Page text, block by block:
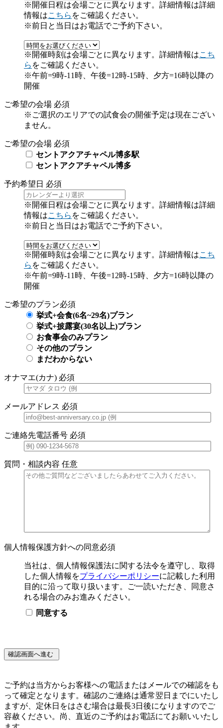
※開催日程は会場ごとに異なります。詳細情報は詳細
情報はこちら をご確認ください。
※前日と当日はお電話でご予約下さい。
※開催時刻は会場ごとに異なります。詳細情報はこち
ら をご確認ください。
※午前=9時-11時、午後=12時-15時、夕方=16時以降の
開催
ご希望の会場 必須
※ご選択のエリアでの試食会の開催予定は現在ござい
ません。
ご希望の会場 必須
セントアクアチャペル博多駅
セントアクアチャペル博多
予約希望日 必須
※開催日程は会場ごとに異なります。詳細情報は詳細
情報はこちら をご確認ください。
※前日と当日はお電話でご予約下さい。
※開催時刻は会場ごとに異なります。詳細情報はこち
ら をご確認ください。
※午前=9時-11時、午後=12時-15時、夕方=16時以降の
開催
ご希望のプラン必須
挙式+会食(6名~29名)プラン
挙式+披露宴(30名以上)プラン
お食事会のみプラン
その他のプラン
まだわからない
オナマエ(カナ) 必須
メールアドレス 必須
ご連絡先電話番号 必須
質問・相談内容 任意
個人情報保護方針への同意必須
当社は、個人情報保護法に関する法令を遵守し、取得
した個人情報をプライバシーポリシーに記載した利用
目的に沿って取り扱います。ご一読いただき、同意さ
れる場合のみお進みください。
同意する
ご予約は当方からお客様への電話またはメールでの確認をも
って確定となります。確認のご連絡は通常翌日までにいたし
ますが、定休日をはさむ場合は最長3日後になりますのでご
容赦ください。尚、直近のご予約はお電話にてお願いいたし